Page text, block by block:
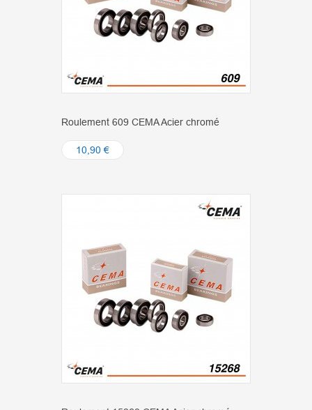
Roulement 609 CEMA Acier chromé
10,90 €